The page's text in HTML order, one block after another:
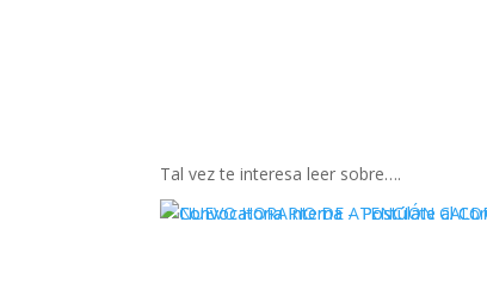
Tal vez te interesa leer sobre….